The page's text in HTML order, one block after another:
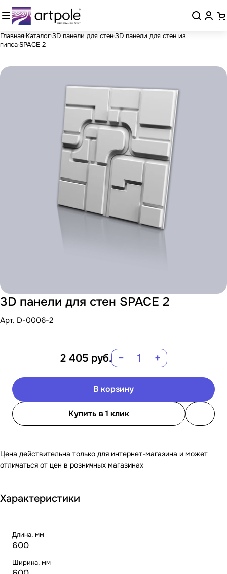
Главная Каталог3D панели для стен3D панели для стен из
гипса SPACE 2
3D панели для стен SPACE 2
Арт. D-0006-2
2 405 руб. − +
В корзину
Купить в 1 клик
Цена действительна только для интернет-магазина и может
отличаться от цен в розничных магазинах
Характеристики
Длина, мм
600
Ширина, мм